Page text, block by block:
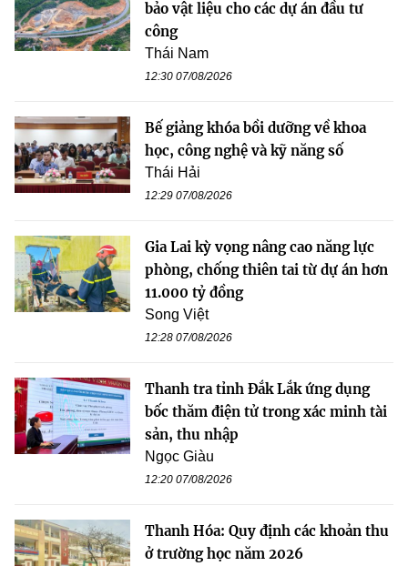
bảo vật liệu cho các dự án đầu tư
công
Thái Nam
12:30 07/08/2026
Bế giảng khóa bồi dưỡng về khoa
học, công nghệ và kỹ năng số
Thái Hải
12:29 07/08/2026
Gia Lai kỳ vọng nâng cao năng lực
phòng, chống thiên tai từ dự án hơn
11.000 tỷ đồng
Song Việt
12:28 07/08/2026
Thanh tra tỉnh Đắk Lắk ứng dụng
bốc thăm điện tử trong xác minh tài
sản, thu nhập
Ngọc Giàu
12:20 07/08/2026
Thanh Hóa: Quy định các khoản thu
ở trường học năm 2026